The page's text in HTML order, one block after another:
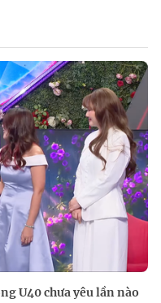
U40 chưa yêu lần nào